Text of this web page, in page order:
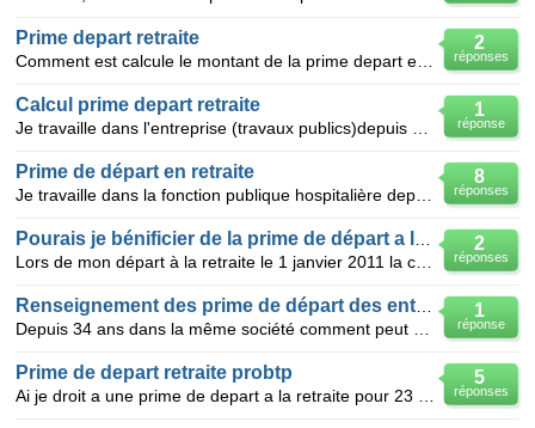
2
réponses
Prime depart retraite
1
réponse
Calcul prime depart retraite
8
réponses
Prime de départ en retraite
2
réponses
1
réponse
5
réponses
Prime de depart retraite probtp